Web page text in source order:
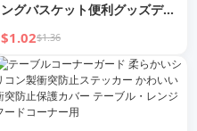
ングバスケット便利グッズデス
ククローゼットレイヤードパー
ティションデスクトップラック
handy gadget
$1.02$1.36